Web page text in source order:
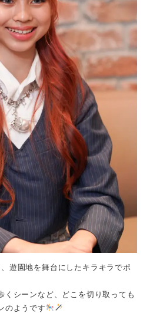
、遊園地を舞台にしたキラキラでポ
くシーンなど、どこを切り取っても
のようです